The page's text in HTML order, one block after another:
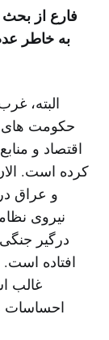
فارع از
به خاطر
البته،
حکومت های
اقتصاد و
کرده است.
و عراق
نیروی
درگیر
افتاده
غالب
احساسات